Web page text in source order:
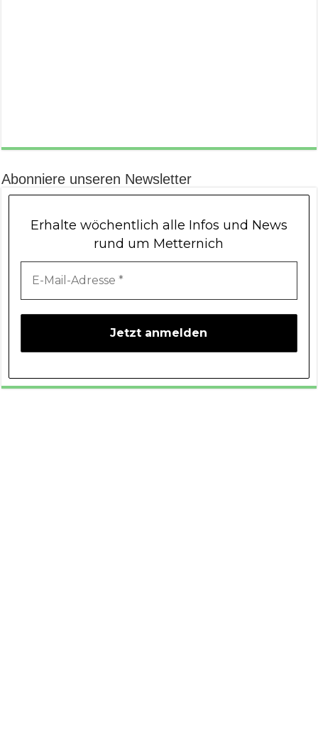
Abonniere unseren Newsletter
Erhalte wöchentlich alle Infos und News
rund um Metternich